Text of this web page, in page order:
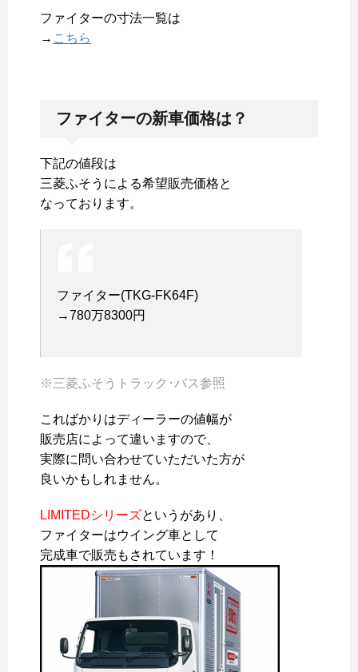
ファイターの寸法一覧は
→ こちら
ファイターの新車価格は？
下記の値段は
三菱ふそうによる希望販売価格と
なっております。
ファイター(TKG-FK64F)
→780万8300円
※三菱ふそうトラック･バス参照
こればかりはディーラーの値幅が
販売店によって違いますので、
実際に問い合わせていただいた方が
良いかもしれません。
LIMITEDシリーズというがあり、
ファイターはウイング車として
完成車で販売もされています！